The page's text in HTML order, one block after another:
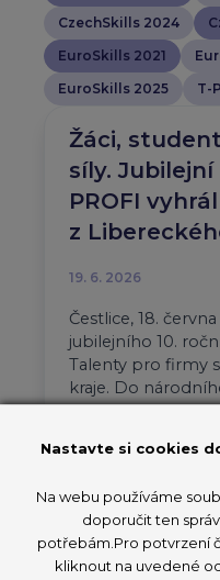
CzechSkills 2024
EuroSkills 2021
EuroSkills 2025
T-
Žáci,
síly. Jubilejní
PROFI
z
19. 6. 2026
Čestlice, 18.
jubilejního 10.
Talenty pro firmy
kraje. Do
Nastavte si cookies
Na webu používáme
doporučit ten
potřebám.Pro potvrzení
kliknout na uvedené